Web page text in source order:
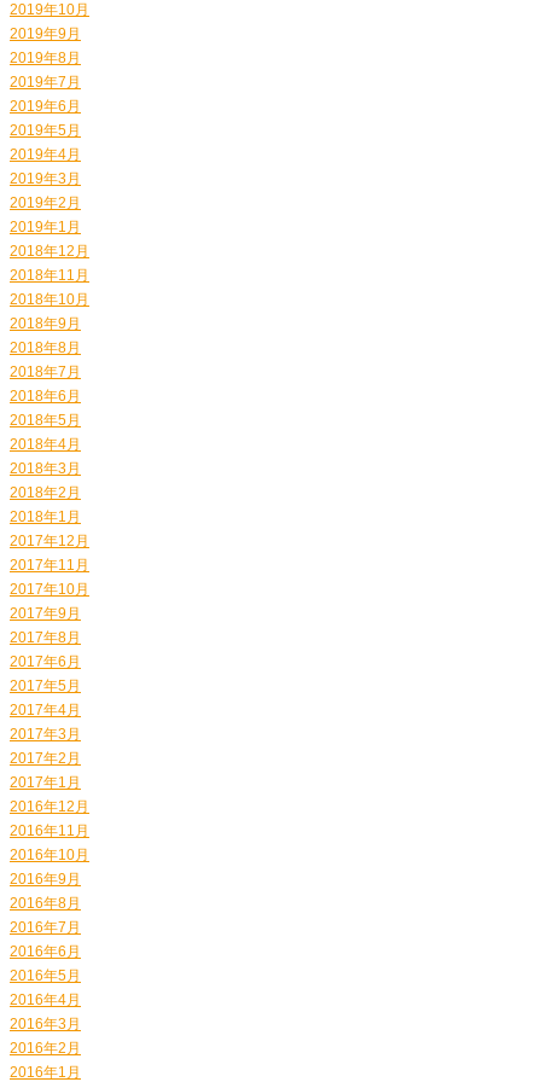
2019年10月
2019年9月
2019年8月
2019年7月
2019年6月
2019年5月
2019年4月
2019年3月
2019年2月
2019年1月
2018年12月
2018年11月
2018年10月
2018年9月
2018年8月
2018年7月
2018年6月
2018年5月
2018年4月
2018年3月
2018年2月
2018年1月
2017年12月
2017年11月
2017年10月
2017年9月
2017年8月
2017年6月
2017年5月
2017年4月
2017年3月
2017年2月
2017年1月
2016年12月
2016年11月
2016年10月
2016年9月
2016年8月
2016年7月
2016年6月
2016年5月
2016年4月
2016年3月
2016年2月
2016年1月